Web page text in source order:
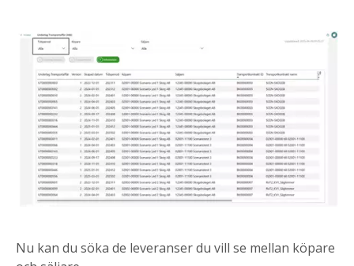
Nu kan du söka de leveranser du vill se mellan köpare